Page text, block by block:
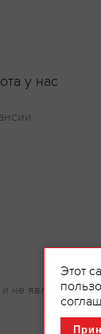
у нас
не являются
Этот